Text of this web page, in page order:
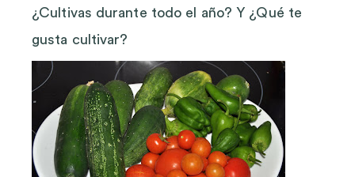
¿Cultivas durante todo el año? Y ¿Qué te
gusta cultivar?